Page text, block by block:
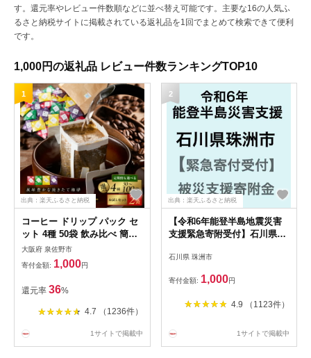
す。還元率やレビュー件数順などに並べ替え可能です。主要な16の人気ふ
るさと納税サイトに掲載されている返礼品を1回でまとめて検索できて便利
です。
1,000円の返礼品 レビュー件数ランキングTOP10
1
出典：楽天ふるさと納税
コーヒー ドリップ パック セ
ット 4種 50袋 飲み比べ 簡単
業務用 ブレンド 飲みやすい
ドリップコーヒー ドリップパ
ック 香り 苦味 コク 酸味 オ
フィス イベント キャンプ ア
ウトドア 選べる ギフト 送料
無料 泉佐野市
大阪府 泉佐野市
寄付金額: 1,000円
還元率 36%
4.7 （1236件）
1サイトで掲載中
2
出典：楽天ふるさと納税
【令和6年能登半島地震災害
支援緊急寄附受付】石川県珠
はありません）
石川県 珠洲市
寄付金額: 1,000円
4.9 （1123件）
1サイトで掲載中